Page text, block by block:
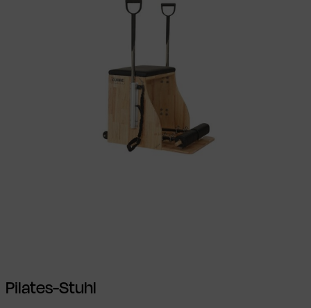
Pilates-Stuhl